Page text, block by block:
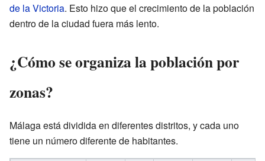
de la Victoria. Esto hizo que el crecimiento de la población
dentro de la ciudad fuera más lento.
¿Cómo se organiza la población por
zonas?
Málaga está dividida en diferentes distritos, y cada uno
tiene un número diferente de habitantes.